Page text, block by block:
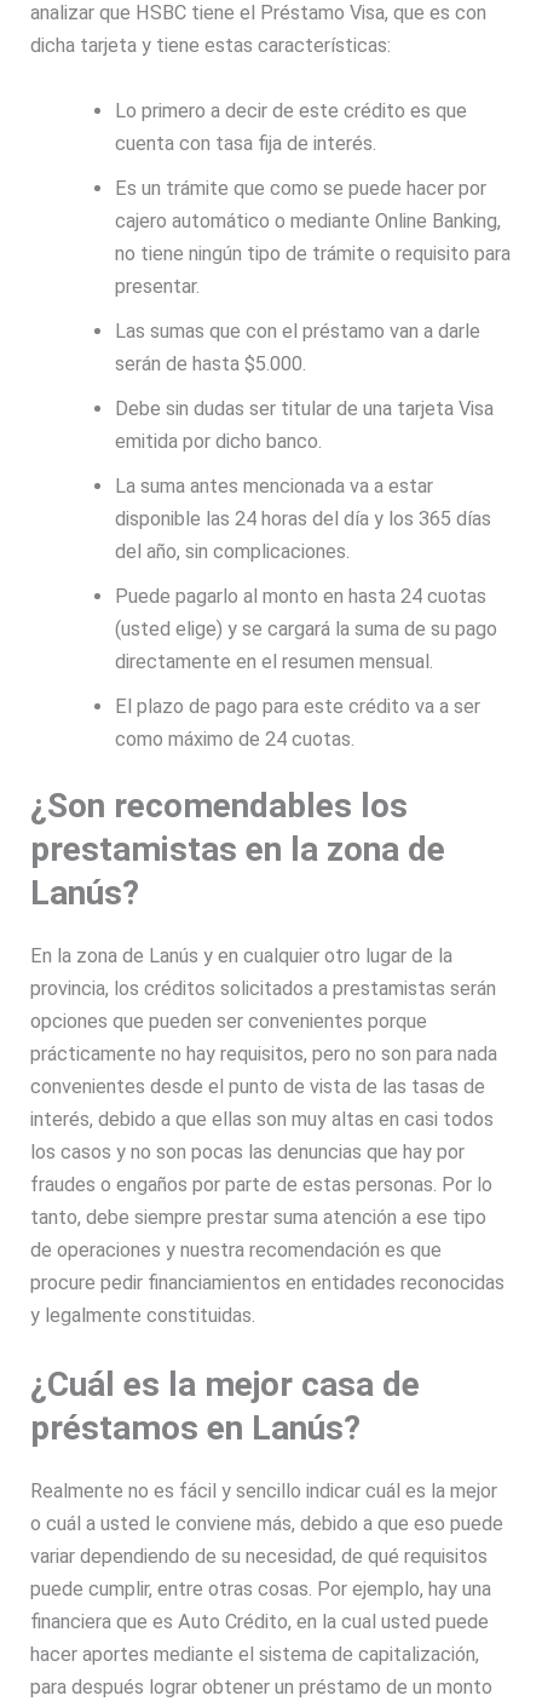
analizar que HSBC tiene el Préstamo Visa, que es con
dicha tarjeta y tiene estas características:
Lo primero a decir de este crédito es que
cuenta con tasa fija de interés.
Es un trámite que como se puede hacer por
cajero automático o mediante Online Banking,
no tiene ningún tipo de trámite o requisito para
presentar.
Las sumas que con el préstamo van a darle
serán de hasta $5.000.
Debe sin dudas ser titular de una tarjeta Visa
emitida por dicho banco.
La suma antes mencionada va a estar
disponible las 24 horas del día y los 365 días
del año, sin complicaciones.
Puede pagarlo al monto en hasta 24 cuotas
(usted elige) y se cargará la suma de su pago
directamente en el resumen mensual.
El plazo de pago para este crédito va a ser
como máximo de 24 cuotas.
¿Son recomendables los
prestamistas en la zona de
Lanús?
En la zona de Lanús y en cualquier otro lugar de la
provincia, los créditos solicitados a prestamistas serán
opciones que pueden ser convenientes porque
prácticamente no hay requisitos, pero no son para nada
convenientes desde el punto de vista de las tasas de
interés, debido a que ellas son muy altas en casi todos
los casos y no son pocas las denuncias que hay por
fraudes o engaños por parte de estas personas. Por lo
tanto, debe siempre prestar suma atención a ese tipo
de operaciones y nuestra recomendación es que
procure pedir financiamientos en entidades reconocidas
y legalmente constituidas.
¿Cuál es la mejor casa de
préstamos en Lanús?
Realmente no es fácil y sencillo indicar cuál es la mejor
o cuál a usted le conviene más, debido a que eso puede
variar dependiendo de su necesidad, de qué requisitos
puede cumplir, entre otras cosas. Por ejemplo, hay una
financiera que es Auto Crédito, en la cual usted puede
hacer aportes mediante el sistema de capitalización,
para después lograr obtener un préstamo de un monto